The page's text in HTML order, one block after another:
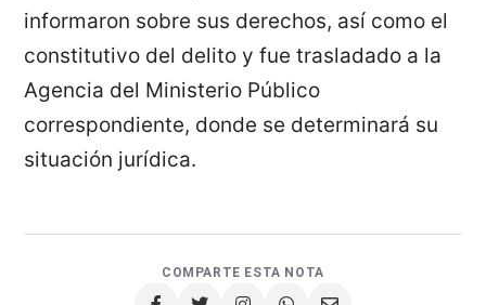
informaron sobre sus derechos, así como el
constitutivo del delito y fue trasladado a la
Agencia del Ministerio Público
correspondiente, donde se determinará su
situación jurídica.
COMPARTE ESTA NOTA